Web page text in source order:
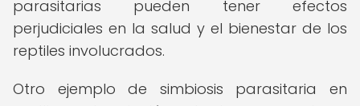
parasitarias pueden tener efectos
perjudiciales en la salud y el bienestar de los
reptiles involucrados.
Otro ejemplo de simbiosis parasitaria en